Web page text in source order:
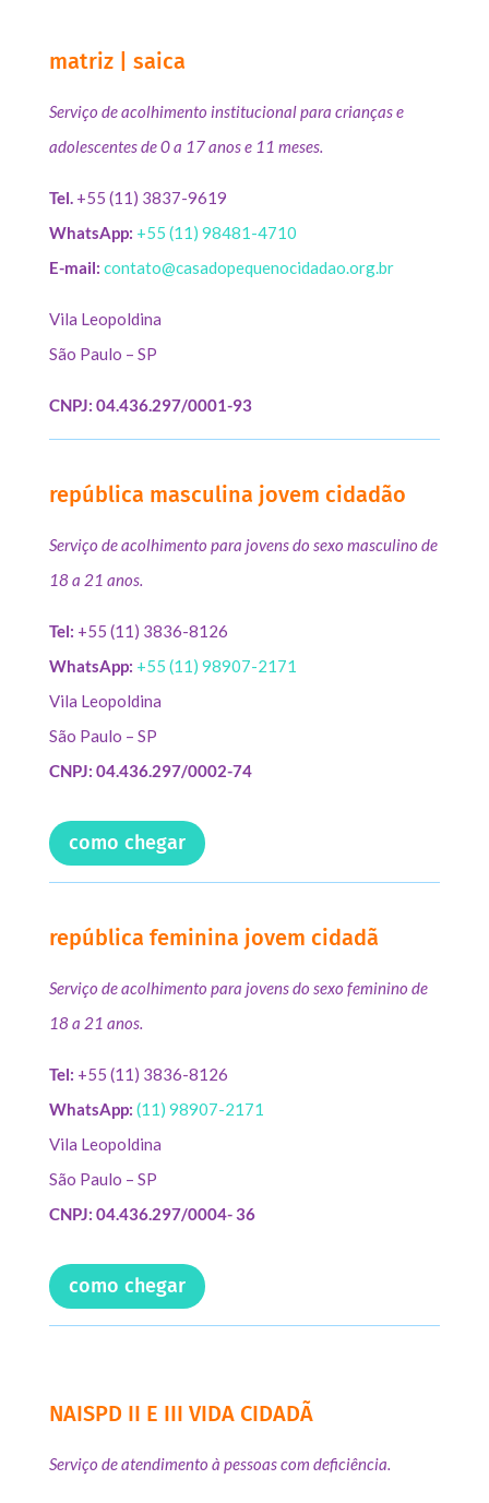
matriz | saica
Serviço de acolhimento institucional para crianças e
adolescentes de 0 a 17 anos e 11 meses.
Tel.+55 (11) 3837-9619
WhatsApp: +55 (11) 98481-4710
E-mail: contato@casadopequenocidadao.org.br
Vila Leopoldina
São Paulo – SP
CNPJ: 04.436.297/0001-93
república masculina jovem cidadão
Serviço de acolhimento para jovens do sexo masculino de
18 a 21 anos.
Tel: +55 (11) 3836-8126
WhatsApp: +55 (11) 98907-2171
Vila Leopoldina
São Paulo – SP
CNPJ: 04.436.297/0002-74
como chegar
república feminina jovem cidadã
Serviço de acolhimento para jovens do sexo feminino de
18 a 21 anos.
Tel: +55 (11) 3836-8126
WhatsApp: (11) 98907-2171
Vila Leopoldina
São Paulo – SP
CNPJ: 04.436.297/0004- 36
como chegar
NAISPD II E III VIDA CIDADÃ
Serviço de atendimento à pessoas com deficiência.